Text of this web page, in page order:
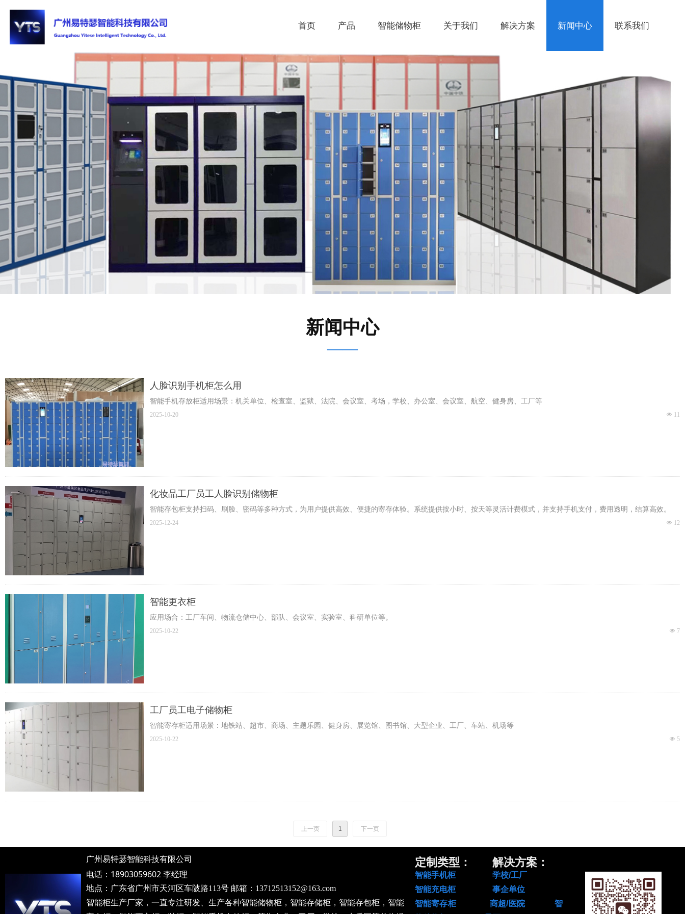
首页 产品 智能储物柜 关于我们 解决方案 新闻中心 联系我们
新闻中心
——
人脸识别手机柜怎么用
智能手机存放柜适用场景：机关单位、检查室、监狱、法院、会议室、考场，学校、办公室、会议室、航空、健身房、工厂等
넶 11
2025-10-20
化妆品工厂员工人脸识别储物柜
智能存包柜支持扫码、刷脸、密码等多种方式，为用户提供高效、便捷的寄存体验。系统提供按小时、按天等灵活计费模式，并支持手机支付，费用透明，结算高效。
넶 12
2025-12-24
智能更衣柜
应用场合：工厂车间、物流仓储中心、部队、会议室、实验室、科研单位等。
넶 7
2025-10-22
工厂员工电子储物柜
智能寄存柜适用场景：地铁站、超市、商场、主题乐园、健身房、展览馆、图书馆、大型企业、工厂、车站、机场等
넶 5
2025-10-22
上一页 1 下一页
定制类型： 解决方案：
智能手机柜 学校/工厂
智能充电柜 事企单位
智能寄存柜 商超/医院 智
广州易特瑟智能科技有限公司
电话：18903059602 李经理
地点：广东省广州市天河区车陂路113号 邮箱：13712513152@163.com
智能柜生产厂家，一直专注研发、生产各种智能储物柜，智能存储柜，智能存包柜，智能